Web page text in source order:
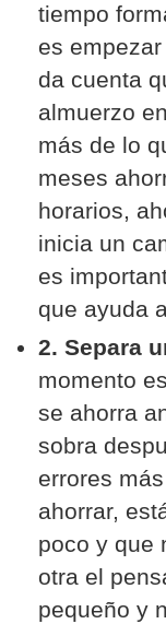
tiempo
es
da cuenta
almuerzo
más de lo
meses
horarios,
inicia un
es
que ayuda
2. Separa
momento
se ahorra
sobra
errores
ahorrar,
poco y que
otra el
pequeño y